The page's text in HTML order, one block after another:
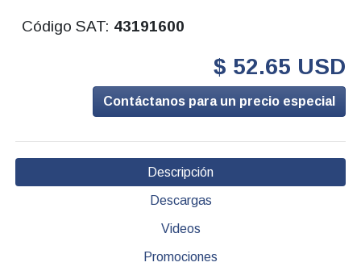
Código SAT: 43191600
$ 52.65 USD
Contáctanos para un precio especial
Descripción
Descargas
Videos
Promociones